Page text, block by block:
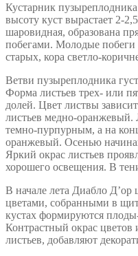
Кустарник
высоту куст вырастает 2-
шаровидная, образована
побегами. Молодые побеги
старых, кора светло-
Ветви пузыреплодника
Форма листьев трех- или
долей. Цвет листвы
листьев медно-оранжевый.
темно-пурпурным, а на
оранжевый. Осенью
Яркий окрас листьев
хорошего освещения. В
В начале лета Диабло Д’ор
цветами, собранными в
кустах формируются
Контрастный окрас
листьев, добавляют